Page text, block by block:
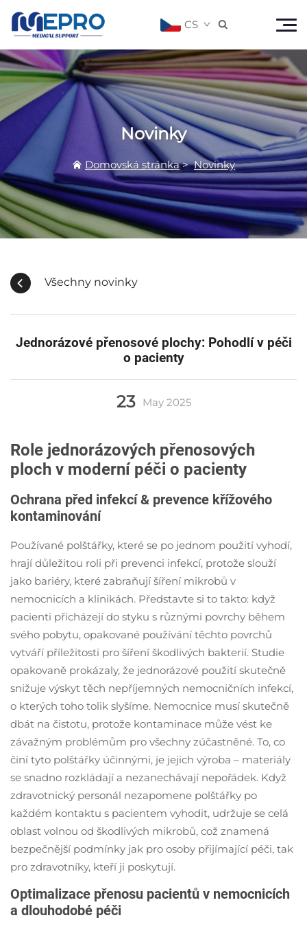
CS 
Novinky
Domovská stránka>Novinky
Všechny novinky
Jednorázové přenosové plochy: Pohodlí v péči
o pacienty
23 May 2025
Role jednorázových přenosových
ploch v moderní péči o pacienty
Ochrana před infekcí & prevence křížového
kontaminování
Používané polštářky, které se po jednom použití vyhodí,
hrají důležitou roli při prevenci infekcí, protože slouží
jako bariéry, které zabraňují šíření mikrobů v
nemocnicích a klinikách. Představte si to takto: když
pacienti přicházejí do styku s různými povrchy během
svého pobytu, opakované používání těchto povrchů
vytváří příležitosti pro šíření škodlivých bakterií. Studie
opakovaně prokázaly, že jednorázové použití skutečně
snižuje výskyt těch nepříjemných nemocničních infekcí,
o kterých toho tolik slyšíme. Nemocnice musí skutečně
dbát na čistotu, protože kontaminace může vést ke
závažným problémům pro všechny zúčastněné. To, co
činí tyto polštářky účinnými, je jejich výroba – materiály
se snadno rozkládají a nezanechávají nepořádek. Když
zdravotnický personál nezapomene polštářky po
každém kontaktu s pacientem vyhodit, udržuje se celá
oblast volnou od škodlivých mikrobů, což znamená
bezpečnější podmínky jak pro osoby přijímající péči, tak
pro zdravotníky, kteří ji poskytují.
Optimalizace přenosu pacientů v nemocnicích
a dlouhodobé péči